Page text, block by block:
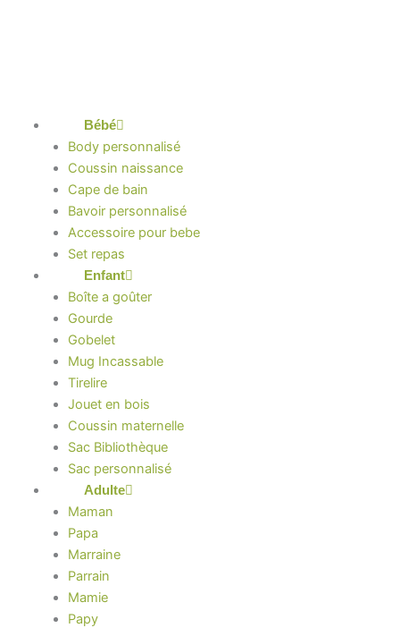
Bébé
Body personnalisé
Coussin naissance
Cape de bain
Bavoir personnalisé
Accessoire pour bebe
Set repas
Enfant
Boîte a goûter
Gourde
Gobelet
Mug Incassable
Tirelire
Jouet en bois
Coussin maternelle
Sac Bibliothèque
Sac personnalisé
Adulte
Maman
Papa
Marraine
Parrain
Mamie
Papy